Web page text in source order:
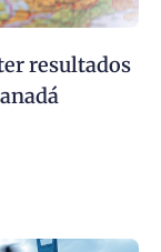
resultados